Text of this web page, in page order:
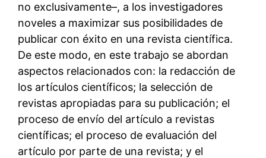
no exclusivamente–, a los investigadores
noveles a maximizar sus posibilidades de
publicar con éxito en una revista científica.
De este modo, en este trabajo se abordan
aspectos relacionados con: la redacción de
los artículos científicos; la selección de
revistas apropiadas para su publicación; el
proceso de envío del artículo a revistas
científicas; el proceso de evaluación del
artículo por parte de una revista; y el